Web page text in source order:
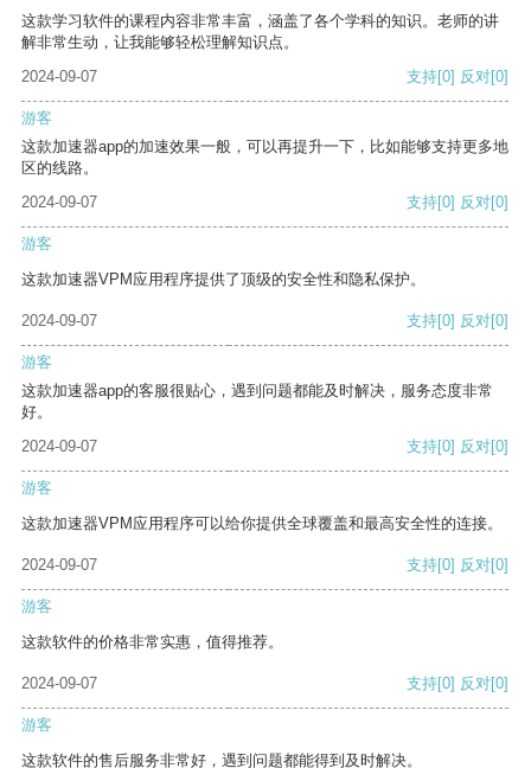
这款学习软件的课程内容非常丰富，涵盖了各个学科的知识。老师的讲
解非常生动，让我能够轻松理解知识点。
2024-09-07
支持[0] 反对[0]
游客
这款加速器app的加速效果一般，可以再提升一下，比如能够支持更多地
区的线路。
2024-09-07
支持[0] 反对[0]
游客
这款加速器VPM应用程序提供了顶级的安全性和隐私保护。
2024-09-07 支持[0] 反对[0]
游客
这款加速器app的客服很贴心，遇到问题都能及时解决，服务态度非常
好。
2024-09-07
支持[0] 反对[0]
游客
这款加速器VPM应用程序可以给你提供全球覆盖和最高安全性的连接。
2024-09-07 支持[0] 反对[0]
游客
这款软件的价格非常实惠，值得推荐。
2024-09-07 支持[0] 反对[0]
游客
这款软件的售后服务非常好，遇到问题都能得到及时解决。